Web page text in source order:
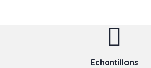
Echantillons